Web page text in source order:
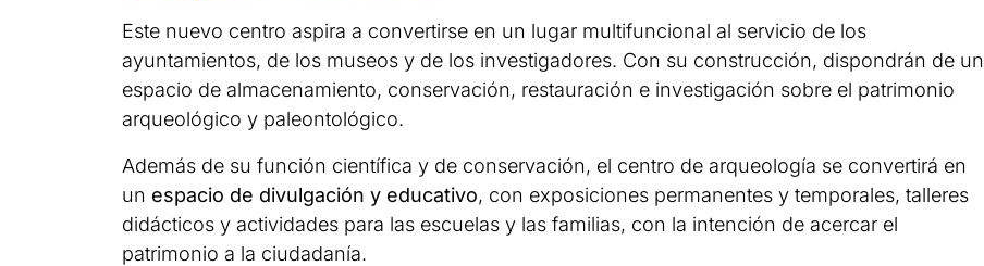
Este nuevo centro aspira a convertirse en un lugar multifuncional al servicio de los
ayuntamientos, de los museos y de los investigadores. Con su construcción, dispondrán de un
espacio de almacenamiento, conservación, restauración e investigación sobre el patrimonio
arqueológico y paleontológico.
Además de su función científica y de conservación, el centro de arqueología se convertirá en
un espacio de divulgación y educativo, con exposiciones permanentes y temporales, talleres
didácticos y actividades para las escuelas y las familias, con la intención de acercar el
patrimonio a la ciudadanía.